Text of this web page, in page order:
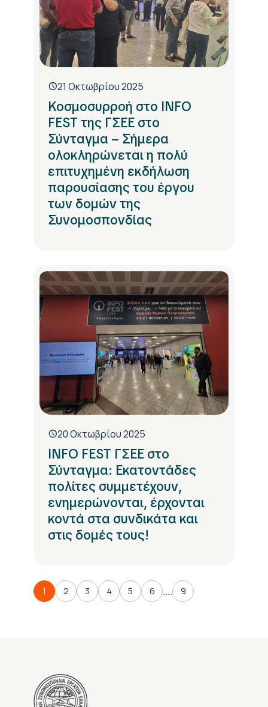
21 Οκτωβρίου 2025
Κοσμοσυρροή στο INFO
FEST της ΓΣΕΕ στο
Σύνταγμα – Σήμερα
ολοκληρώνεται η πολύ
επιτυχημένη εκδήλωση
παρουσίασης του έργου
των δομών της
Συνομοσπονδίας
20 Οκτωβρίου 2025
INFO FEST ΓΣΕΕ στο
Σύνταγμα: Εκατοντάδες
πολίτες συμμετέχουν,
ενημερώνονται, έρχονται
κοντά στα συνδικάτα και
στις δομές τους!
1 2 3 4 5 6 .... 9